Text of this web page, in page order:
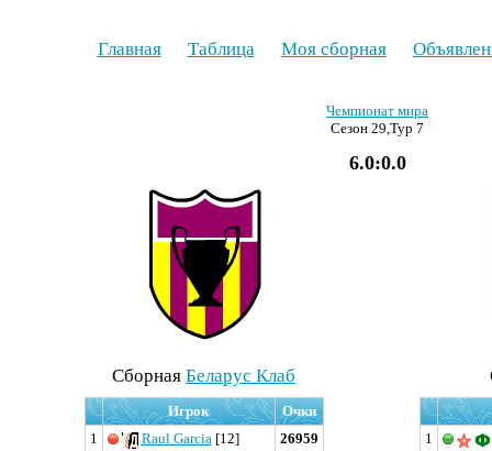
Главная Таблица Моя сборная
Чемпионат мира
Сезон 29,Тур 7
6.0:0.0
Cборная Беларус Клаб
Игрок
Очки
1
Raul Garcia[12] 26959 1